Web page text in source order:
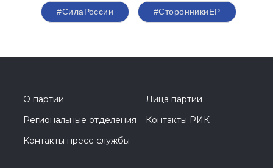
#СилаРоссии #СторонникиЕР
О партии
Лица партии
Региональные отделения
Контакты РИК
Контакты пресс-службы